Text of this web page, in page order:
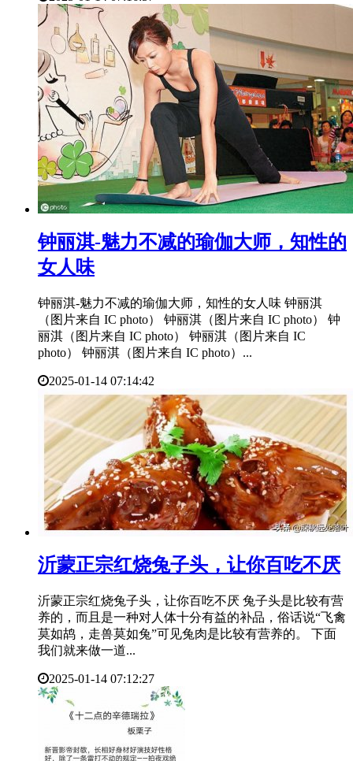
​钟丽淇-魅力不减的瑜伽大师，知性的
女人味
钟丽淇-魅力不减的瑜伽大师，知性的女人味 钟丽淇
（图片来自 IC photo） 钟丽淇（图片来自 IC photo） 钟
丽淇（图片来自 IC photo） 钟丽淇（图片来自 IC
photo） 钟丽淇（图片来自 IC photo）...
2025-01-14 07:14:42
​沂蒙正宗红烧兔子头，让你百吃不厌
沂蒙正宗红烧兔子头，让你百吃不厌 兔子头是比较有营
养的，而且是一种对人体十分有益的补品，俗话说“飞禽
莫如鸪，走兽莫如兔”可见兔肉是比较有营养的。 下面
我们就来做一道...
2025-01-14 07:12:27